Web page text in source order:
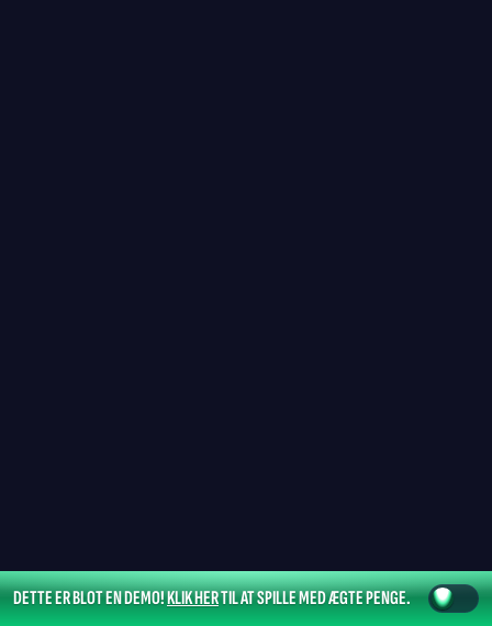
DETTE ER BLOT EN DEMO!KLIK HERTIL AT SPILLE MED ÆGTE PENGE.